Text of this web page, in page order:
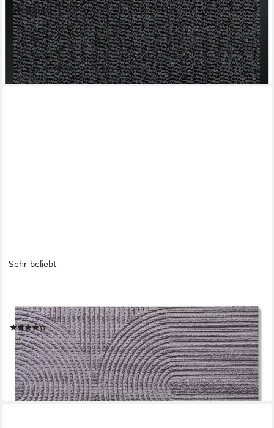
(67)
ab 6,75 € 14,99 €
-55%
lieferbar - in 2-3 Werktagen bei dir
+1
Sehr beliebt
Polyester, Fußmatte innen/Schmutzfangmatte außen
(52)
ab 16,99 € UVP21,99 €
-23%
lieferbar - in 2-3 Werktagen bei dir
+1